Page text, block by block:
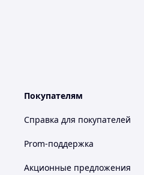
Покупателям
Справка для покупателей
Prom-поддержка
Акционные предложения